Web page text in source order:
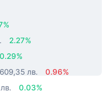
2.27%
0.29%
609,35 лв.
0.96%
0.03%